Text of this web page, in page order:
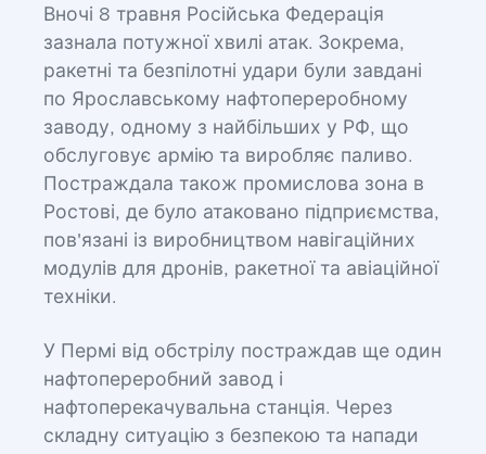
Вночі 8 травня Російська Федерація
зазнала потужної хвилі атак. Зокрема,
ракетні та безпілотні удари були завдані
по Ярославському нафтопереробному
заводу, одному з найбільших у РФ, що
обслуговує армію та виробляє паливо.
Постраждала також промислова зона в
Ростові, де було атаковано підприємства,
пов'язані із виробництвом навігаційних
модулів для дронів, ракетної та авіаційної
техніки.
У Пермі від обстрілу постраждав ще один
нафтопереробний завод і
нафтоперекачувальна станція. Через
складну ситуацію з безпекою та напади